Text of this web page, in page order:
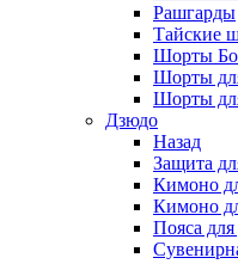
Рашгарды
Тайские
Шорты
Шорты
Шорты
Дзюдо
Назад
Защита
Кимоно
Кимоно
Пояса